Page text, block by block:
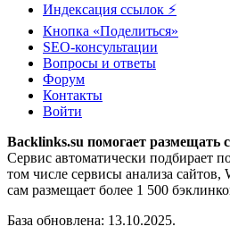
Индексация ссылок ⚡️
Кнопка «Поделиться»
SEO-консультации
Вопросы и ответы
Форум
Контакты
Войти
Backlinks.su помогает
Сервис автоматически подбирает
том числе сервисы анализа
сам размещает более 1 500
База обновлена: 13.10.2025.